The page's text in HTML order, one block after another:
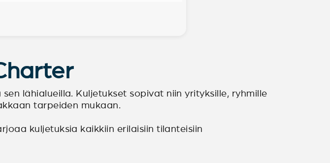
lähialueilla. Kuljetukset sopivat niin yrityksille, ryhmille
tarpeiden mukaan.
kuljetuksia kaikkiin erilaisiin tilanteisiin